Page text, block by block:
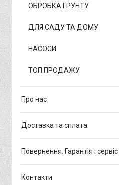
ОБРОБКА ГРУНТУ
ДЛЯ САДУ ТА ДОМУ
НАСОСИ
ТОП ПРОДАЖУ
Про нас
Доставка та сплата
Повернення. Гарантія і сервіс
Контакти